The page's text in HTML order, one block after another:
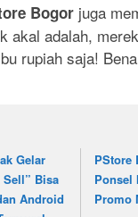
Bogor juga
akal adalah,
rupiah saja!
Gelar
Sell” Bisa
Android
PStore
Ponsel
Promo